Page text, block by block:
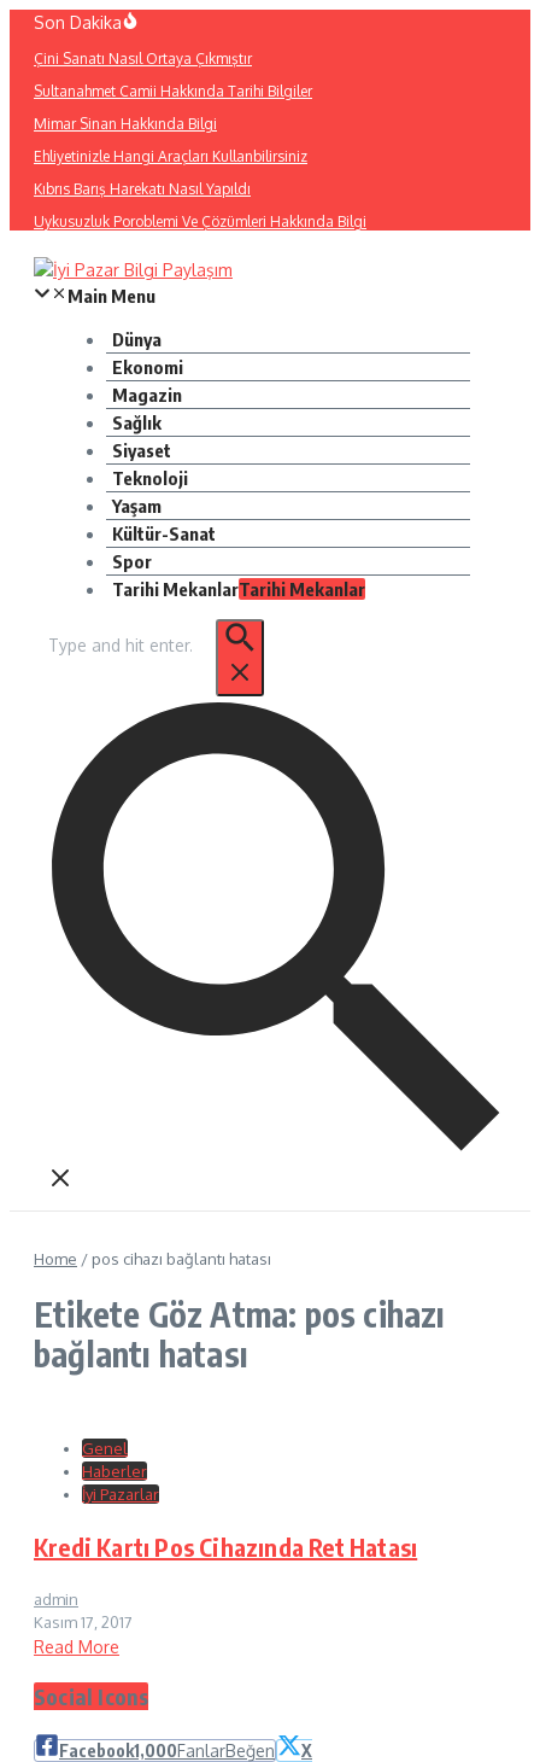
İçeriğe
Son Dakika
Çini Sanatı Nasıl Ortaya Çıkmıştır
Sultanahmet Camii Hakkında Tarihi Bilgiler
Mimar Sinan Hakkında Bilgi
Ehliyetinizle Hangi Araçları Kullanbilirsiniz
Kıbrıs Barış Harekatı Nasıl Yapıldı
Uykusuzluk Poroblemi Ve Çözümleri Hakkında Bilgi
Main Menu
Dünya
Ekonomi
Magazin
Sağlık
Siyaset
Teknoloji
Yaşam
Kültür-Sanat
Spor
Tarihi MekanlarTarihi Mekanlar
Home / pos cihazı bağlantı hatası
Etikete Göz Atma: pos cihazı
bağlantı hatası
Genel
Haberler
İyi Pazarlar
Kredi Kartı Pos Cihazında Ret Hatası
admin
Kasım 17, 2017
Read More
Social Icons
Facebook1,000FanlarBeğen
X